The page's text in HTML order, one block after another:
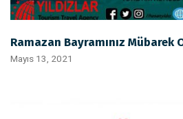
Ramazan Bayramınız Mübarek
Mayıs 13, 2021